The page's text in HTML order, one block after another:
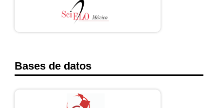
Bases de datos